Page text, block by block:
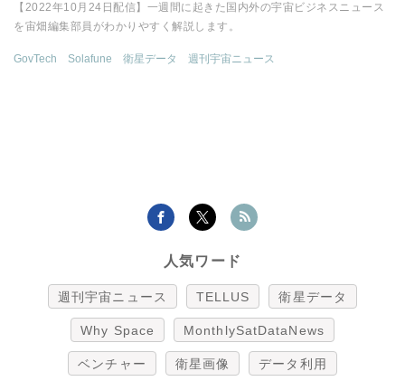
【2022年10月24日配信】一週間に起きた国内外の宇宙ビジネスニュース
を宙畑編集部員がわかりやすく解説します。
GovTech Solafune 衛星データ 週刊宇宙ニュース
人気ワード
週刊宇宙ニュース TELLUS 衛星データ
Why Space MonthlySatDataNews
ベンチャー 衛星画像 データ利用